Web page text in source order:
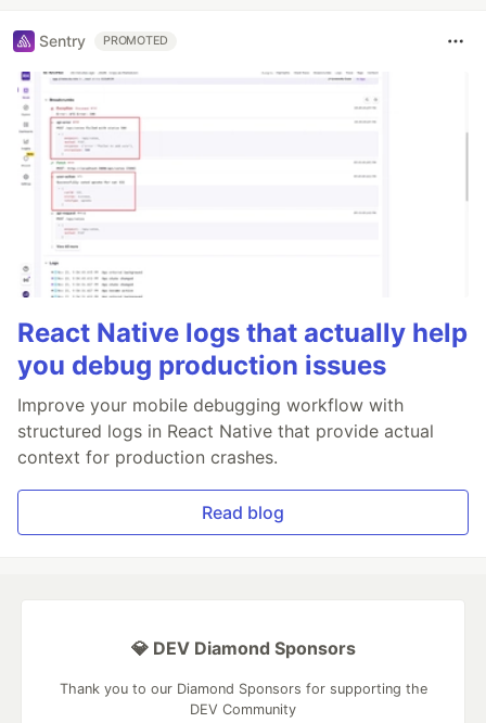
Sentry PROMOTED
React Native logs that actually help
you debug production issues
Improve your mobile debugging workflow with
structured logs in React Native that provide actual
context for production crashes.
Read blog
💎 DEV Diamond Sponsors
Thank you to our Diamond Sponsors for supporting the
DEV Community